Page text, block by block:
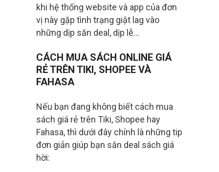
khi hệ thống website và app của đơn
vị này gặp tình trạng giật lag vào
những dịp săn deal, dịp lễ…
CÁCH MUA SÁCH ONLINE GIÁ
RẺ TRÊN TIKI, SHOPEE VÀ
FAHASA
Nếu bạn đang không biết cách mua
sách giá rẻ trên Tiki, Shopee hay
Fahasa, thì dưới đây chính là những tip
đơn giản giúp bạn săn deal sách giá
hời: